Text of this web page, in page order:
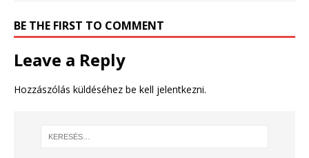
BE THE FIRST TO COMMENT
Leave a Reply
Hozzászólás küldéséhez be kell jelentkezni.